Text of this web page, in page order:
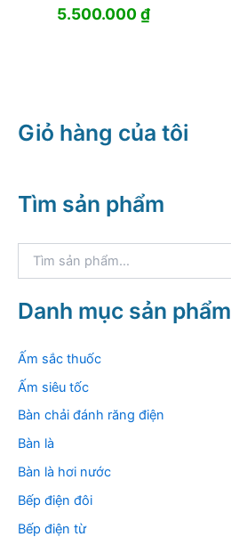
5.500.000₫
Giỏ hàng của tôi
Tìm sản phẩm
k
i
m
Danh mục sản phẩm
Ấm sắc thuốc
Ấm siêu tốc
Bàn chải đánh răng điện
Bàn là
Bàn là hơi nước
Bếp điện đôi
Bếp điện từ